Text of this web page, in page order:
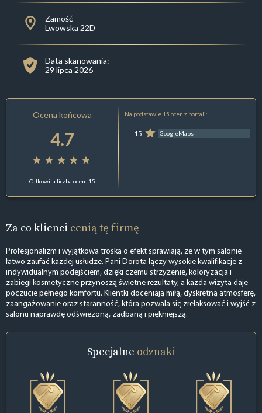
Zamość
Lwowska 22D
Data skanowania:
29 lipca 2026
Ocena końcowa
4.7
Całkowita liczba ocen: 15
Na podstawie 15 ocen z portali:
15 GoogleMaps
Za co klienci cenią tę firmę
Profesjonalizm i wyjątkowa troska o efekt sprawiają, że w tym salonie
łatwo zaufać każdej usłudze. Pani Dorota łączy wysokie kwalifikacje z
indywidualnym podejściem, dzięki czemu strzyżenie, koloryzacja i
zabiegi kosmetyczne przynoszą świetne rezultaty, a każda wizyta daje
poczucie pełnego komfortu. Klientki doceniają miłą, dyskretną atmosferę,
zaangażowanie oraz staranność, która pozwala się zrelaksować i wyjść z
salonu naprawdę odświeżoną, zadbaną i piękniejszą.
Specjalne odznaki